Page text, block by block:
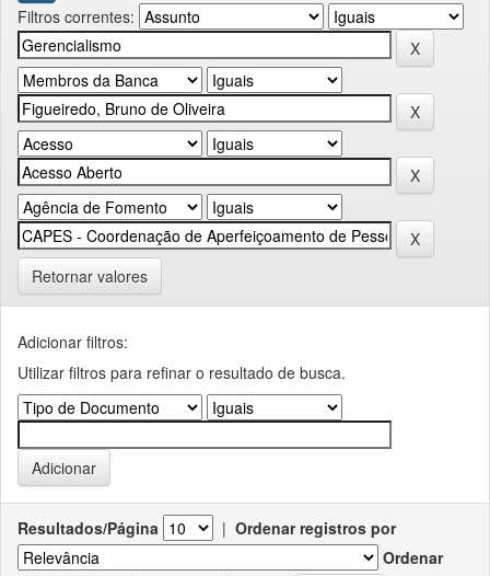
Filtros correntes:
Retornar valores
Adicionar filtros:
Utilizar filtros para refinar o resultado de busca.
Resultados/Página | Ordenar registros por
Ordenar